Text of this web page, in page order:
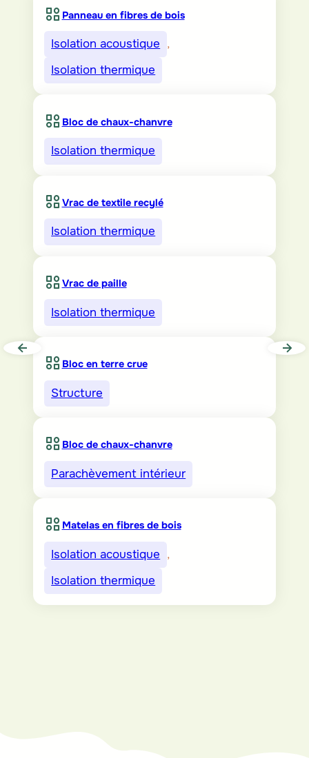
Panneau en fibres de bois
Isolation acoustique ,
Isolation thermique
Bloc de chaux-chanvre
Isolation thermique
Vrac de textile recylé
Isolation thermique
Vrac de paille
Isolation thermique
Bloc en terre crue
Structure
Bloc de chaux-chanvre
Parachèvement intérieur
Matelas en fibres de bois
Isolation acoustique ,
Isolation thermique